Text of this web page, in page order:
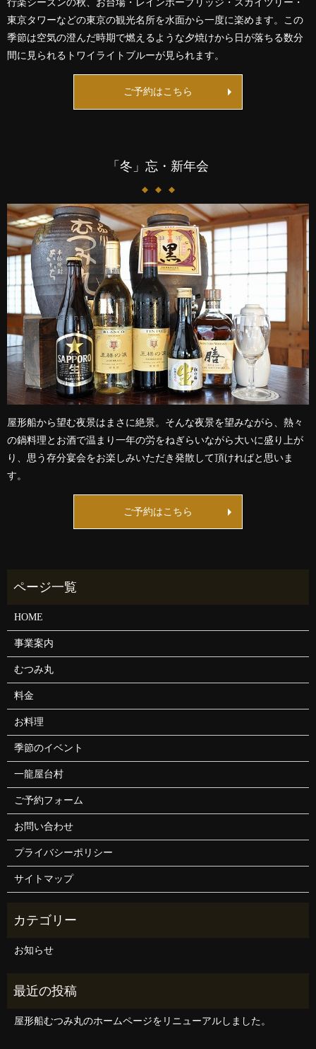
行楽シーズンの秋、お台場・レインボーブリッジ・スカイツリー・
東京タワーなどの東京の観光名所を水面から一度に楽めます。この
季節は空気の澄んだ時期で燃えるような夕焼けから日が落ちる数分
間に見られるトワイライトブルーが見られます。
ご予約はこちら
「冬」忘・新年会
屋形船から望む夜景はまさに絶景。そんな夜景を望みながら、熱々
の鍋料理とお酒で温まり一年の労をねぎらいながら大いに盛り上が
り、思う存分宴会をお楽しみいただき発散して頂ければと思いま
す。
ご予約はこちら
HOME
事業案内
むつみ丸
料金
お料理
季節のイベント
一龍屋台村
ご予約フォーム
お問い合わせ
プライバシーポリシー
サイトマップ
お知らせ
屋形船むつみ丸のホームページをリニューアルしました。